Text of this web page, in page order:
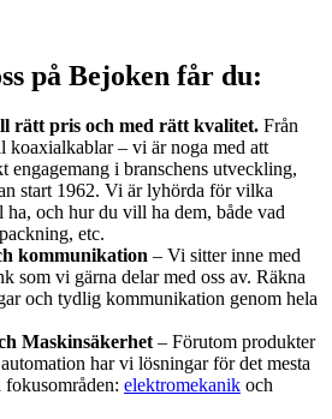
på Bejoken får du:
rätt pris och med rätt kvalitet. Från
koaxialkablar – vi är noga med att
engagemang i branschens utveckling,
start 1962. Vi är lyhörda för vilka
och hur du vill ha dem, både vad
etc.
kommunikation – Vi sitter inne med
som vi gärna delar med oss av. Räkna
och tydlig kommunikation genom hela
Maskinsäkerhet– Förutom produkter
har vi lösningar för det mesta
elektromekanik och